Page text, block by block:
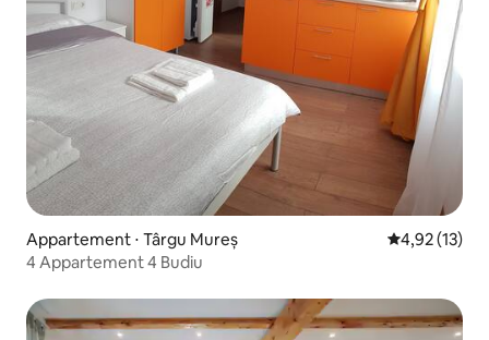
Appartement ⋅ Târgu Mureș Évaluation
4,92 (13)
4 Appartement 4 Budiu